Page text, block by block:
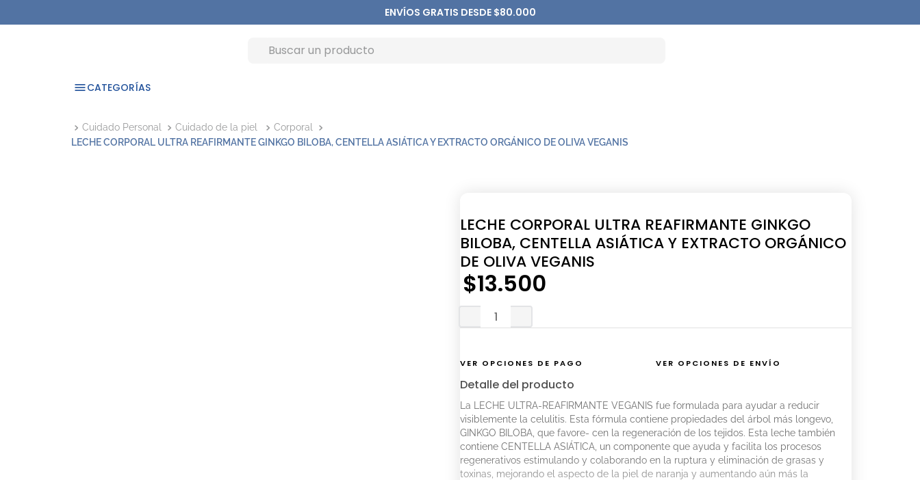
ENVÍOS GRATIS DESDE $80.000
CATEGORÍAS
Cuidado Personal Cuidado de la piel
Corporal
LECHE CORPORAL ULTRA REAFIRMANTE GINKGO BILOBA, CENTELLA ASIÁTICA Y EXTRACTO ORGÁNICO DE OLIVA VEGANIS
LECHE CORPORAL ULTRA REAFIRMANTE GINKGO
BILOBA, CENTELLA ASIÁTICA Y EXTRACTO ORGÁNICO
DE OLIVA VEGANIS
$13.500
VER OPCIONES DE PAGO VER OPCIONES DE ENVÍO
Detalle del producto
La LECHE ULTRA-REAFIRMANTE VEGANIS fue formulada para ayudar a reducir
visiblemente la celulitis. Esta fórmula contiene propiedades del árbol más longevo,
GINKGO BILOBA, que favore- cen la regeneración de los tejidos. Esta leche también
contiene CENTELLA ASIÁTICA, un componente que ayuda y facilita los procesos
regenerativos estimulando y colaborando en la ruptura y eliminación de grasas y
toxinas, mejorando el aspecto de la piel de naranja y aumentando aún más la